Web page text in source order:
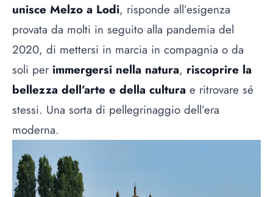
unisce Melzo a Lodi, risponde all’esigenza
provata da molti in seguito alla pandemia del
2020, di mettersi in marcia in compagnia o da
soli per immergersi nella natura, riscoprire la
bellezza dell’arte e della cultura e ritrovare sé
stessi. Una sorta di pellegrinaggio dell’era
moderna.